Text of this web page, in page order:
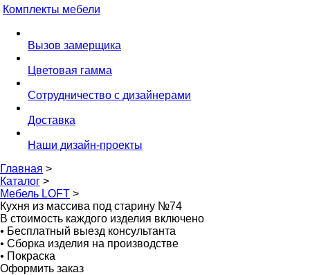
Комплекты мебели
Вызов замерщика
Цветовая гамма
Сотрудничество с дизайнерами
Доставка
Наши дизайн-проекты
Главная >
Каталог >
Мебель LOFT >
Кухня из массива под старину №74
В стоимость каждого изделия включено
• Бесплатный выезд консультанта
• Сборка изделия на производстве
• Покраска
Оформить заказ